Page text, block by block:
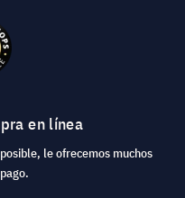
en línea
le ofrecemos muchos